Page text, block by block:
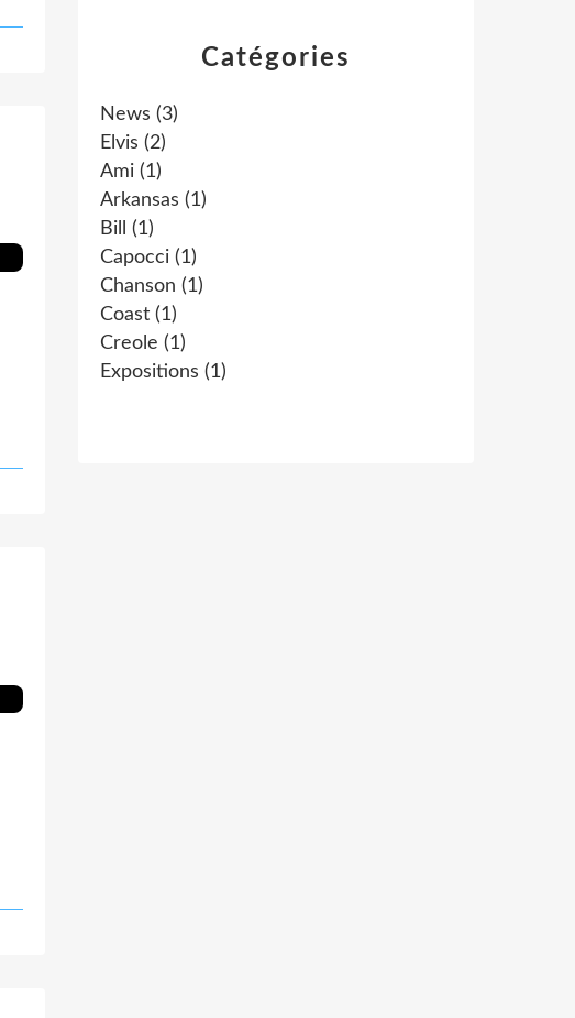
Catégories
News (3)
Elvis (2)
Ami (1)
Arkansas (1)
Bill
(1)
Capocci (1)
Chanson (1)
Coast (1)
Creole (1)
Expositions (1)